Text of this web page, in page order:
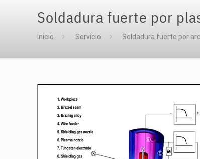
Soldadura fuerte por
Inicio Servicio Soldadura fuerte por